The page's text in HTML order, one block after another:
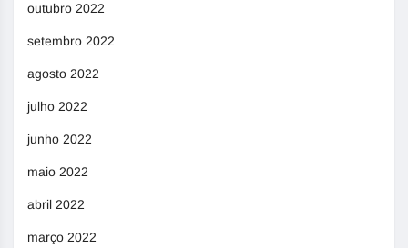
outubro 2022
setembro 2022
agosto 2022
julho 2022
junho 2022
maio 2022
abril 2022
março 2022